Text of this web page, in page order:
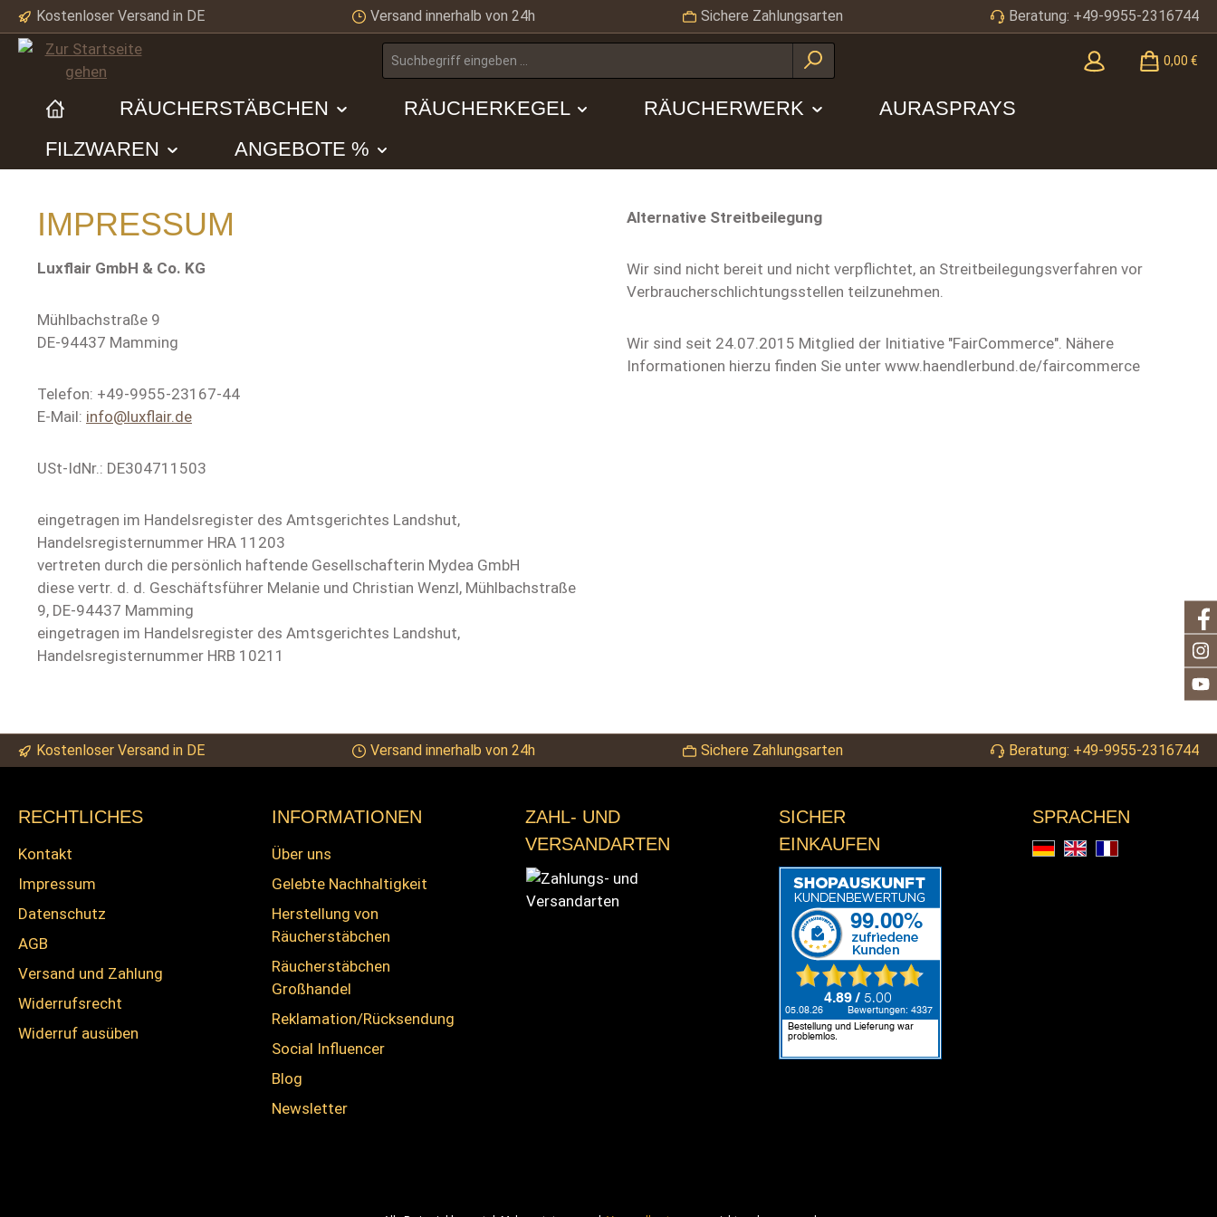
Hauptinhalt springen
Zur Suche springen
Zur Hauptnavigation springen
Kostenloser Versand in DE Versand innerhalb von 24h Sichere Zahlungsarten Beratung: +49-9955-2316744
0,00 €
RÄUCHERSTÄBCHEN RÄUCHERKEGEL RÄUCHERWERK
AURASPRAYS
FILZWAREN
ANGEBOTE %
IMPRESSUM
Luxflair GmbH & Co. KG
Mühlbachstraße 9
DE-94437 Mamming
Telefon: +49-9955-23167-44
E-Mail: info@luxflair.de
USt-IdNr.: DE304711503
eingetragen im Handelsregister des Amtsgerichtes Landshut,
Handelsregisternummer HRA 11203
vertreten durch die persönlich haftende Gesellschafterin Mydea GmbH
diese vertr. d. d. Geschäftsführer Melanie und Christian Wenzl, Mühlbachstraße
9, DE-94437 Mamming
eingetragen im Handelsregister des Amtsgerichtes Landshut,
Handelsregisternummer HRB 10211
Alternative Streitbeilegung
Wir sind nicht bereit und nicht verpflichtet, an Streitbeilegungsverfahren vor
Verbraucherschlichtungsstellen teilzunehmen.
Wir sind seit 24.07.2015 Mitglied der Initiative "FairCommerce". Nähere
Informationen hierzu finden Sie unter www.haendlerbund.de/faircommerce
Kostenloser Versand in DE Versand innerhalb von 24h Sichere Zahlungsarten Beratung: +49-9955-2316744
RECHTLICHES
Kontakt
Impressum
Datenschutz
AGB
Versand und Zahlung
Widerrufsrecht
Widerruf ausüben
INFORMATIONEN
Über uns
Gelebte Nachhaltigkeit
Herstellung von
Räucherstäbchen
Räucherstäbchen
Großhandel
Reklamation/Rücksendung
Social Influencer
Blog
Newsletter
ZAHL- UND
VERSANDARTEN
SICHER
EINKAUFEN
SPRACHEN
Deutsch
EnglishFrançais